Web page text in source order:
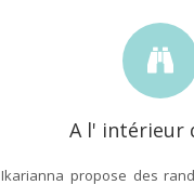
A l' intérieur
Ikarianna propose des